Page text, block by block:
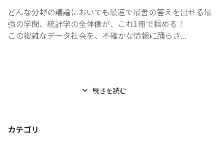
どんな分野の議論においても最速で最善の答えを出せる最
強の学問、統計学の全体像が、これ1冊で掴める！
この複雑なデータ社会を、不確かな情報に踊らさ...
続きを読む
カテゴリ